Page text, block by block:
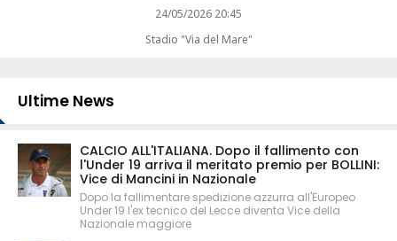
24/05/2026 20:45
Stadio "Via del Mare"
Ultime News
CALCIO ALL'ITALIANA. Dopo il fallimento con
l'Under 19 arriva il meritato premio per BOLLINI:
Vice di Mancini in Nazionale
Dopo la fallimentare spedizione azzurra all'Europeo
Under 19 l'ex tecnico del Lecce diventa Vice della
Nazionale maggiore